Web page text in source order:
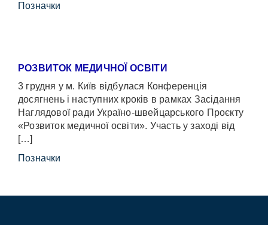
Позначки
РОЗВИТОК МЕДИЧНОЇ ОСВІТИ
3 грудня у м. Київ відбулася Конференція
досягнень і наступних кроків в рамках Засідання
Наглядової ради Україно-швейцарського Проєкту
«Розвиток медичної освіти». Участь у заході від
[…]
Позначки